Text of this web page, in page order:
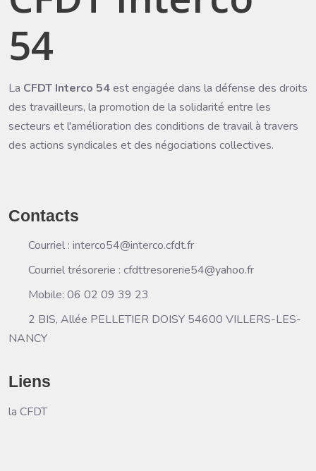
54
La CFDT Interco 54est engagée dans la défense des droits
des travailleurs, la promotion de la solidarité entre les
secteurs et l'amélioration des conditions de travail à travers
des actions syndicales et des négociations collectives.
Contacts
Courriel : interco54@interco.cfdt.fr
Courriel trésorerie : cfdttresorerie54@yahoo.fr
Mobile: 06 02 09 39 23
2 BIS, Allée PELLETIER DOISY 54600 VILLERS-LES-
NANCY
Liens
la CFDT